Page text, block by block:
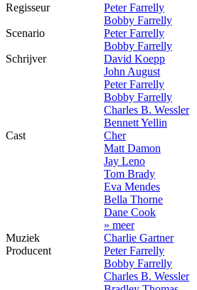
Regisseur
Peter Farrelly
Bobby Farrelly
Scenario
Peter Farrelly
Bobby Farrelly
Schrijver
David Koepp
John August
Peter Farrelly
Bobby Farrelly
Charles B. Wessler
Bennett Yellin
Cast
Cher
Matt Damon
Jay Leno
Tom Brady
Eva Mendes
Bella Thorne
Dane Cook
» meer
Muziek
Charlie Gartner
Producent
Peter Farrelly
Bobby Farrelly
Charles B. Wessler